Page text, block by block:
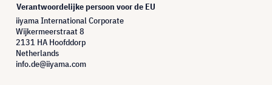
Verantwoordelijke persoon voor de EU
iiyama International Corporate
Wijkermeerstraat 8
2131 HA Hoofddorp
Netherlands
info.de@iiyama.com